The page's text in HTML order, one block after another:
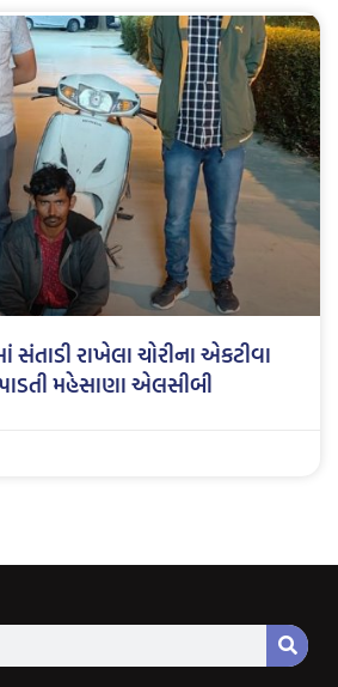
રાખેલા ચોરીના એકટીવા
મહેસાણા એલસીબી